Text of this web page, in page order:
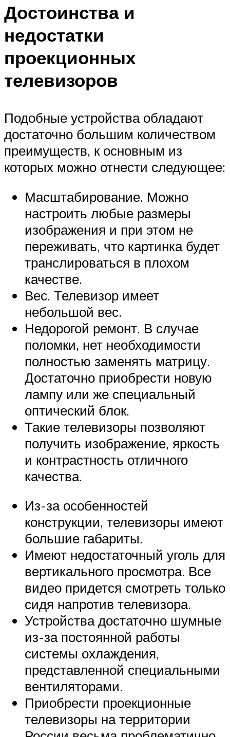
Достоинства и
недостатки
проекционных
телевизоров
Подобные устройства обладают
достаточно большим количеством
преимуществ, к основным из
которых можно отнести следующее:
Масштабирование. Можно
настроить любые размеры
изображения и при этом не
переживать, что картинка будет
транслироваться в плохом
качестве.
Вес. Телевизор имеет
небольшой вес.
Недорогой ремонт. В случае
поломки, нет необходимости
полностью заменять матрицу.
Достаточно приобрести новую
лампу или же специальный
оптический блок.
Такие телевизоры позволяют
получить изображение, яркость
и контрастность отличного
качества.
Из-за особенностей
конструкции, телевизоры имеют
большие габариты.
Имеют недостаточный уголь для
вертикального просмотра. Все
видео придется смотреть только
сидя напротив телевизора.
Устройства достаточно шумные
из-за постоянной работы
системы охлаждения,
представленной специальными
вентиляторами.
Приобрести проекционные
телевизоры на территории